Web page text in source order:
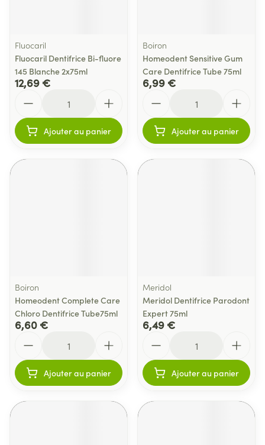
Fluocaril
Fluocaril Dentifrice Bi-fluore
145 Blanche 2x75ml
12,69 €
Ajouter au panier
Boiron
Homeodent Sensitive Gum
Care Dentifrice Tube 75ml
6,99 €
Ajouter au panier
Boiron
Homeodent Complete Care
Chloro Dentifrice Tube75ml
6,60 €
Ajouter au panier
Meridol
Meridol Dentifrice Parodont
Expert 75ml
6,49 €
Ajouter au panier